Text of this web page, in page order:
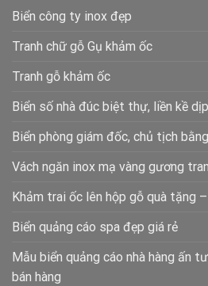
Biển công ty inox đẹp
Tranh chữ gỗ Gụ khảm ốc
Tranh gỗ khảm ốc
Biển số nhà đúc biệt thự, liền kề
Biển phòng giám đốc, chủ tịch
Vách ngăn inox mạ vàng gương
Khảm trai ốc lên hộp gỗ quà tặng
Biển quảng cáo spa đẹp giá rẻ
Mẫu biển quảng cáo nhà hàng ấn
bán hàng